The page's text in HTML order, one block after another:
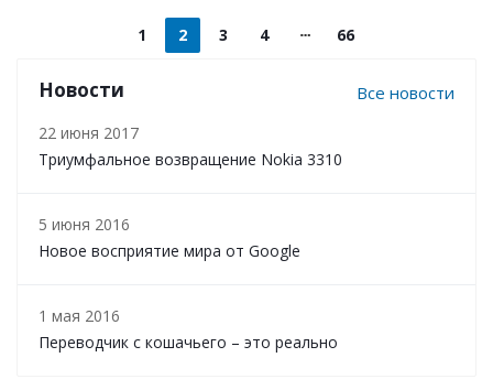
1 2 3 4 66
Новости Все новости
22 июня 2017
Триумфальное возвращение Nokia 3310
5 июня 2016
Новое восприятие мира от Google
1 мая 2016
Переводчик с кошачьего – это реально